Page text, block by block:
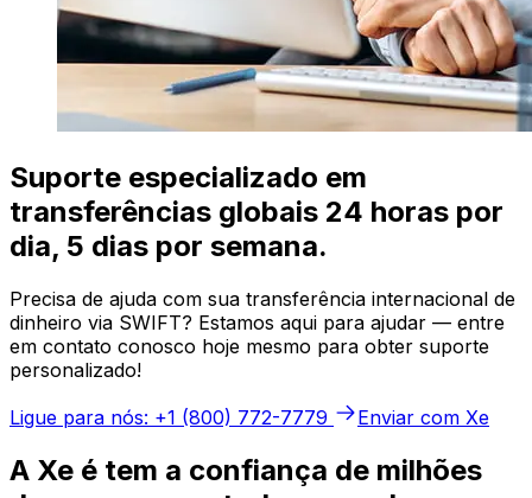
Suporte especializado em
transferências globais 24 horas por
dia, 5 dias por semana.
Precisa de ajuda com sua transferência internacional de
dinheiro via SWIFT? Estamos aqui para ajudar — entre
em contato conosco hoje mesmo para obter suporte
personalizado!
Ligue para nós: +1 (800) 772-7779
Enviar com Xe
A Xe é tem a confiança de milhões